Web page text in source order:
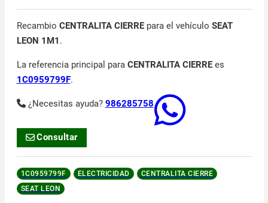
Recambio CENTRALITA CIERREpara el vehículo SEAT
LEON 1M1 .
La referencia principal para CENTRALITA CIERREes
1C0959799F.
¿Necesitas ayuda? 986285758
Consultar
1C0959799F ELECTRICIDAD
CENTRALITA CIERRE
SEAT LEON